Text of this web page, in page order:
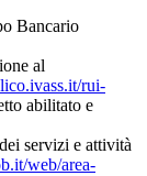
Bancario
al
rui-
abilitato e
servizi e attività
web/area-